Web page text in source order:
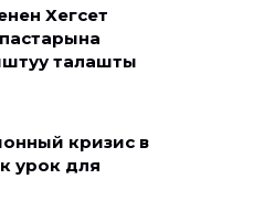
Хегсет
талашты
кризис в
урок для